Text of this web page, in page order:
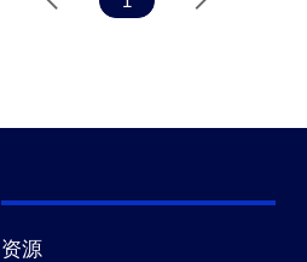
资源